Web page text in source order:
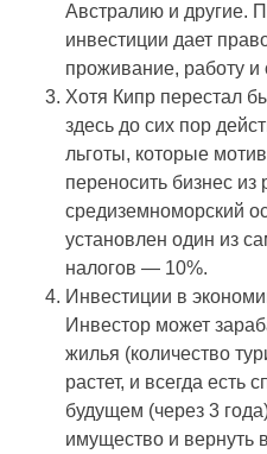
Австралию и другие.
инвестиции дает
проживание, работу
Хотя Кипр перестал
здесь до сих пор
льготы, которые
переносить бизнес из
средиземноморский
установлен один из
налогов — 10%.
Инвестиции в
Инвестор может
жилья (количество
растет, и всегда есть
будущем (через 3
имущество и вернуть